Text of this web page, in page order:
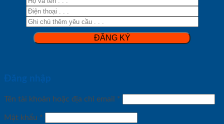
Đăng nhập
Tên tài khoản hoặc địa chỉ email *
Mật khẩu *